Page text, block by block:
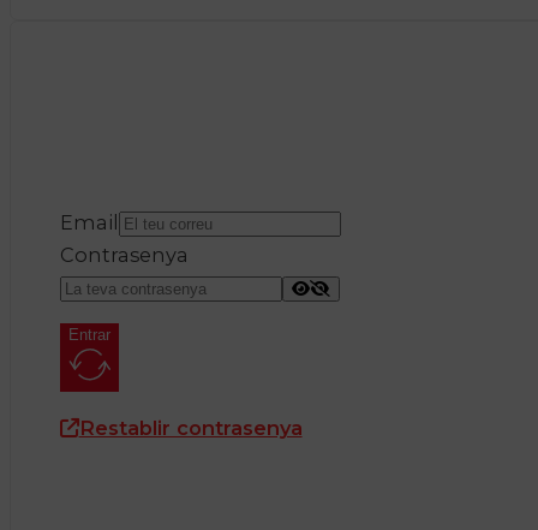
Email
Contrasenya
Entrar
Restablir contrasenya